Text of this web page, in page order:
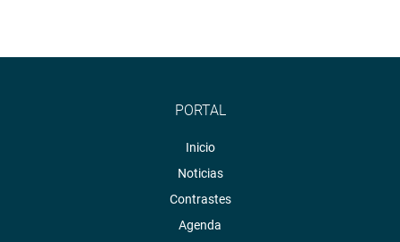
PORTAL
Inicio
Noticias
Contrastes
Agenda